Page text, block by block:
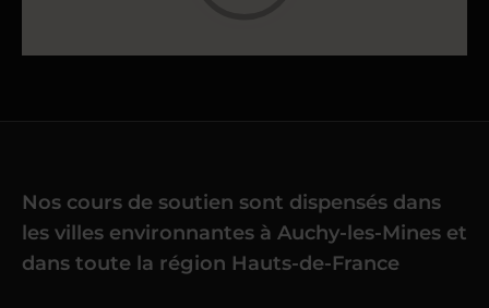
Nos cours de soutien sont dispensés dans
les villes environnantes à Auchy-les-Mines et
dans toute la région Hauts-de-France